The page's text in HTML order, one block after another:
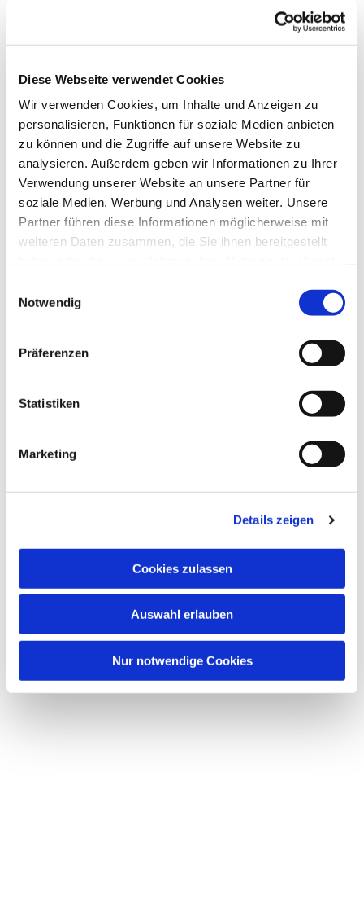
Diese Webseite verwendet Cookies
Wir verwenden Cookies, um Inhalte und Anzeigen zu
personalisieren, Funktionen für soziale Medien anbieten
zu können und die Zugriffe auf unsere Website zu
analysieren. Außerdem geben wir Informationen zu Ihrer
Verwendung unserer Website an unsere Partner für
soziale Medien, Werbung und Analysen weiter. Unsere
Partner führen diese Informationen möglicherweise mit
weiteren Daten zusammen, die Sie ihnen bereitgestellt
Notwendig
Präferenzen
Statistiken
Marketing
Details zeigen
Cookies zulassen
Auswahl erlauben
Nur notwendige Cookies
Frankenwall 7, 18439 Stralsund
Barbara Siperkow